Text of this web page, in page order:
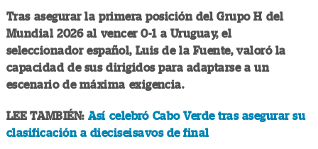
Tras asegurar la primera posición del Grupo H del
Mundial 2026 al vencer 0-1 a Uruguay, el
seleccionador español, Luis de la Fuente, valoró la
capacidad de sus dirigidos para adaptarse a un
escenario de máxima exigencia.
LEE TAMBIÉN: Así celebró Cabo Verde tras asegurar su
clasificación a dieciseisavos de final